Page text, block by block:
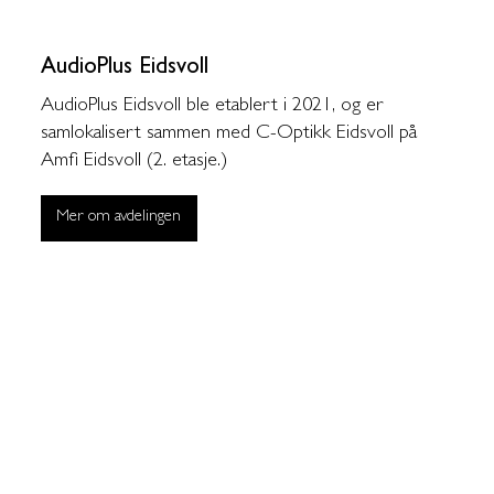
AudioPlus Eidsvoll
AudioPlus Eidsvoll ble etablert i 2021, og er
samlokalisert sammen med C-Optikk Eidsvoll på
Amfi Eidsvoll (2. etasje.)
Mer om avdelingen